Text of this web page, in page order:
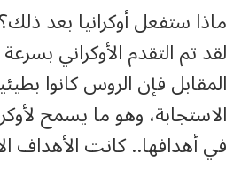
ماذا ستفعل أوكرانيا بعد ذلك؟
لقد تم التقدم الأوكراني
المقابل فإن الروس كانوا
الاستجابة، وهو ما يسمح
في أهدافها.. كانت الأهداف